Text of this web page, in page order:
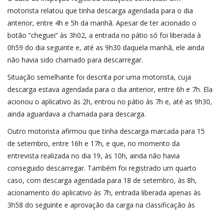
motorista relatou que tinha descarga agendada para o dia
anterior, entre 4h e 5h da manhã. Apesar de ter acionado o
botão “cheguei” às 3h02, a entrada no pátio só foi liberada à
0h59 do dia seguinte e, até as 9h30 daquela manhã, ele ainda
não havia sido chamado para descarregar.
Situação semelhante foi descrita por uma motorista, cuja
descarga estava agendada para o dia anterior, entre 6h e 7h. Ela
acionou o aplicativo às 2h, entrou no pátio às 7h e, até as 9h30,
ainda aguardava a chamada para descarga.
Outro motorista afirmou que tinha descarga marcada para 15
de setembro, entre 16h e 17h, e que, no momento da
entrevista realizada no dia 19, às 10h, ainda não havia
conseguido descarregar. Também foi registrado um quarto
caso, com descarga agendada para 18 de setembro, às 8h,
acionamento do aplicativo às 7h, entrada liberada apenas às
3h58 do seguinte e aprovação da carga na classificação às